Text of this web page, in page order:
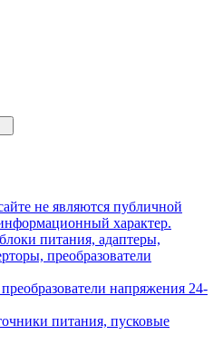
не являются публичной
характер.
питания, адаптеры,
преобразователи
напряжения 24-
питания, пусковые